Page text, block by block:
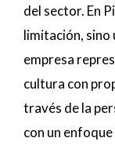
del sector. En
limitación, sino
empresa
cultura con
través de la
con un